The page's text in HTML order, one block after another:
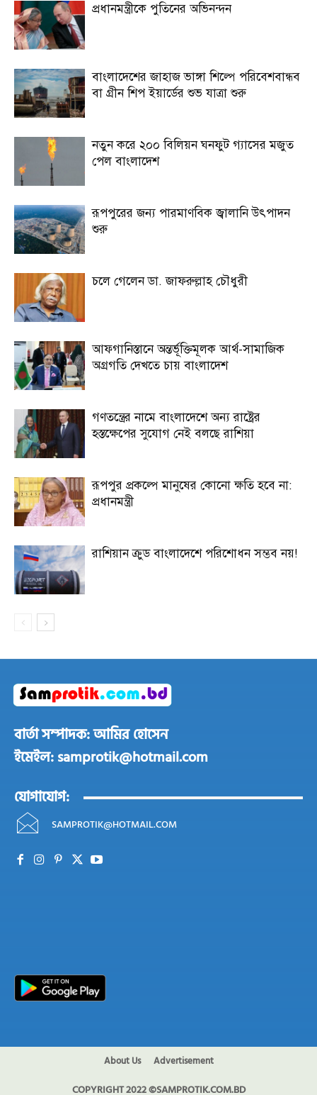
প্রধানমন্ত্রীকে পুতিনের অভিনন্দন
বাংলাদেশের জাহাজ ভাঙ্গা শিল্পে পরিবেশবান্ধব
বা গ্রীন শিপ ইয়ার্ডের শুভ যাত্রা শুরু
নতুন করে ২০০ বিলিয়ন ঘনফুট গ্যাসের মজুত
পেল বাংলাদেশ
রূপপুরের জন্য পারমাণবিক জ্বালানি উৎপাদন
শুরু
চলে গেলেন ডা. জাফরুল্লাহ চৌধুরী
আফগানিস্তানে অন্তর্ভূক্তিমূলক আর্থ-সামাজিক
অগ্রগতি দেখতে চায় বাংলাদেশ
গণতন্ত্রের নামে বাংলাদেশে অন্য রাষ্ট্রের
হস্তক্ষেপের সুযোগ নেই বলছে রাশিয়া
রূপপুর প্রকল্পে মানুষের কোনো ক্ষতি হবে না:
প্রধানমন্ত্রী
রাশিয়ান ক্রুড বাংলাদেশে পরিশোধন সম্ভব নয়!
বার্তা সম্পাদক: আমির হোসেন
ইমেইল: samprotik@hotmail.com
যোগাযোগ:
SAMPROTIK@HOTMAIL.COM
About Us Advertisement
COPYRIGHT 2022 ©SAMPROTIK.COM.BD